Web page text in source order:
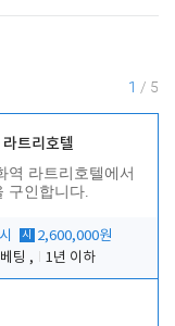
1 / 5
트리호텔
역 라트리호텔에서
구인합니다.
시
2,600,000원
팅 ,
1년 이하